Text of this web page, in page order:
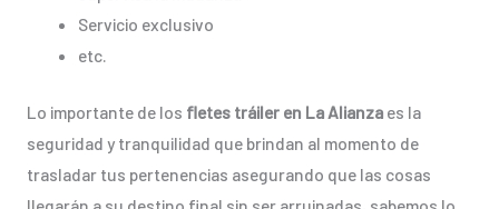
Servicio exclusivo
etc.
Lo importante de los fletes tráiler en La Alianzaes la
seguridad y tranquilidad que brindan al momento de
trasladar tus pertenencias asegurando que las cosas